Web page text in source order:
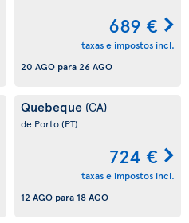
689 €
taxas e impostos incl.
20 AGO para26 AGO
Quebeque (CA)
de Porto(PT)
724 €
taxas e impostos incl.
12 AGO para 18 AGO